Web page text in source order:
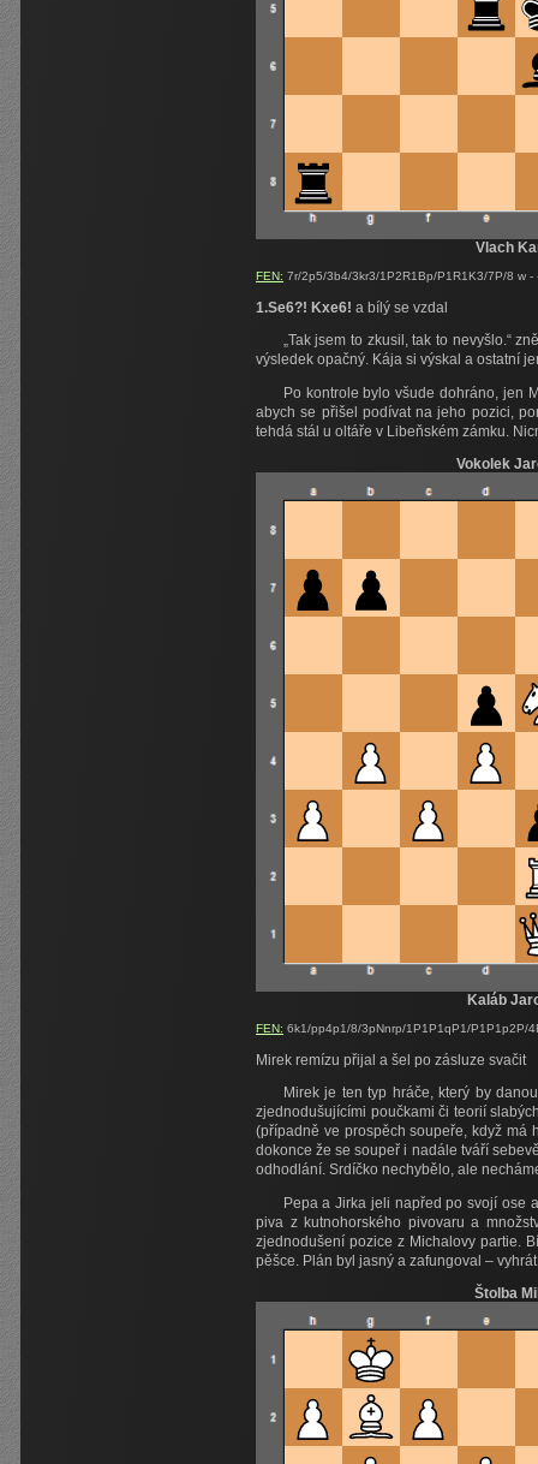
Vlach
FEN: 7r/2p5/3b4/3kr3/1P2R1Bp/P1R1K3/7P/8 w -
1.Se6?! Kxe6! a bílý se vzdal
„Tak jsem to zkusil, tak to nevyšlo.“
výsledek opačný. Kája si výskal a ostatní
Po kontrole bylo všude dohráno, jen
abych se přišel podívat na jeho pozici,
tehdá stál u oltáře v Libeňském zámku.
Vokolek
Kaláb
FEN: 6k1/pp4p1/8/3pNnrp/1P1P1qP1/P1P1p2P/
Mirek remízu přijal a šel po zásluze svačit
Mirek je ten typ hráče, který by
zjednodušujícími poučkami či teorií
(případně ve prospěch soupeře, když má
dokonce že se soupeř i nadále tváří
odhodlání. Srdíčko nechybělo, ale
Pepa a Jirka jeli napřed po svojí ose
piva z kutnohorského pivovaru a
zjednodušení pozice z Michalovy partie.
pěšce. Plán byl jasný a zafungoval –
Štolba